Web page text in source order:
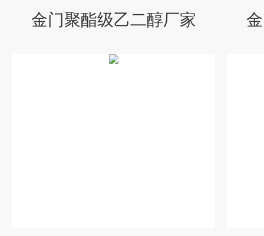
金门聚酯级乙二醇厂家